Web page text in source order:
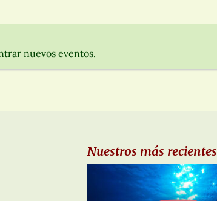
nuevos eventos.
Nuestros más